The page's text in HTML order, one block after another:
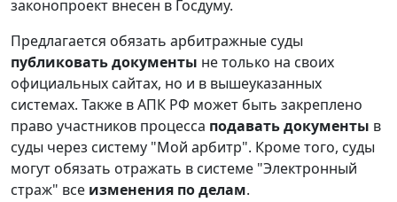
законопроект внесен в Госдуму.
Предлагается обязать арбитражные суды
публиковать документы не только на своих
официальных сайтах, но и в вышеуказанных
системах. Также в АПК РФ может быть закреплено
право участников процесса подавать документы в
суды через систему "Мой арбитр". Кроме того, суды
могут обязать отражать в системе "Электронный
страж" все изменения по делам.